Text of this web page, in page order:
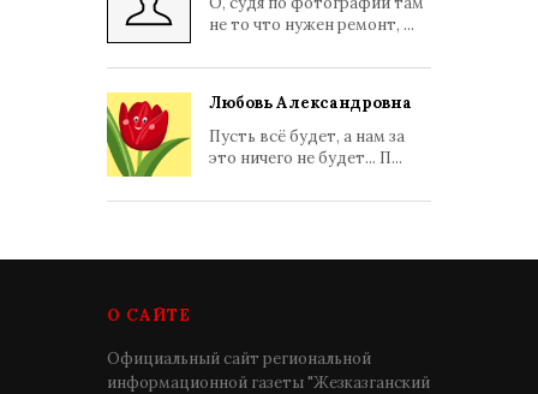
не то что нужен ремонт, ...
Любовь Александровна
Пусть всё будет, а нам за
это ничего не будет... П...
О САЙТЕ
Официальный сайт региональной
информационной газеты "Жезказганский